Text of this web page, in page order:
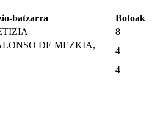
batzarra
Botoak
8
DE MEZKIA,
4
4